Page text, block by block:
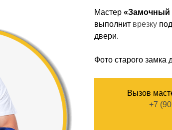
Мастер «Замочный
выполнит врезку
двери.
Фото старого замка
Вызов
+7